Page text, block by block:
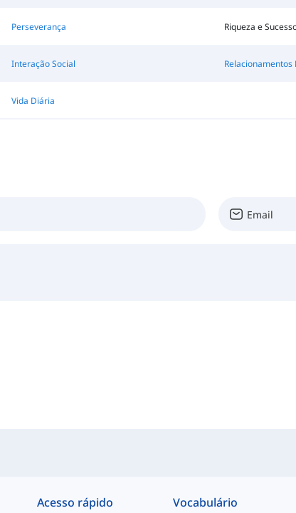
Perseverança Riqueza e
Interação Social Relacionamentos
Vida Diária
Acesso rápido Vocabulário